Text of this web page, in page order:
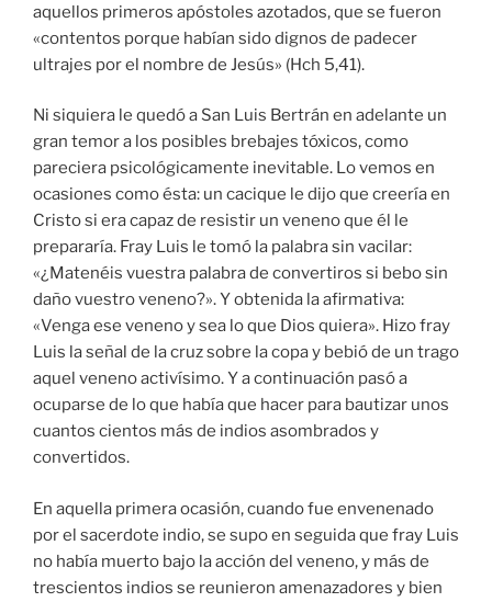
aquellos primeros apóstoles azotados, que se fueron
«contentos porque habían sido dignos de padecer
ultrajes por el nombre de Jesús» (Hch 5,41).
Ni siquiera le quedó a San Luis Bertrán en adelante un
gran temor a los posibles brebajes tóxicos, como
pareciera psicológicamente inevitable. Lo vemos en
ocasiones como ésta: un cacique le dijo que creería en
Cristo si era capaz de resistir un veneno que él le
prepararía. Fray Luis le tomó la palabra sin vacilar:
«¿Matenéis vuestra palabra de convertiros si bebo sin
daño vuestro veneno?». Y obtenida la afirmativa:
«Venga ese veneno y sea lo que Dios quiera». Hizo fray
Luis la señal de la cruz sobre la copa y bebió de un trago
aquel veneno activísimo. Y a continuación pasó a
ocuparse de lo que había que hacer para bautizar unos
cuantos cientos más de indios asombrados y
convertidos.
En aquella primera ocasión, cuando fue envenenado
por el sacerdote indio, se supo en seguida que fray Luis
no había muerto bajo la acción del veneno, y más de
trescientos indios se reunieron amenazadores y bien